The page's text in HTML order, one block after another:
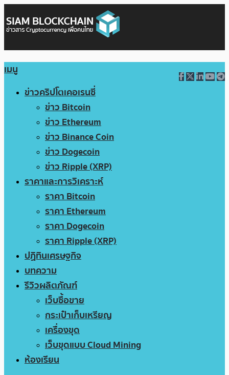
เมนู
ข่าวคริปโตเคอเรนซี่
ข่าว Bitcoin
ข่าว Ethereum
ข่าว Binance Coin
ข่าว Dogecoin
ข่าว Ripple (XRP)
ราคาและการวิเคราะห์
ราคา Bitcoin
ราคา Ethereum
ราคา Dogecoin
ราคา Ripple (XRP)
ปฏิทินเศรษฐกิจ
บทความ
รีวิวผลิตภัณฑ์
เว็บซื้อขาย
กระเป๋าเก็บเหรียญ
เครื่องขุด
เว็บขุดแบบ Cloud Mining
ห้องเรียน